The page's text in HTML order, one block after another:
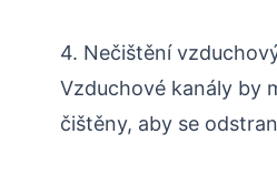
4. Nečištění
Vzduchové kanály by
čištěny, aby se